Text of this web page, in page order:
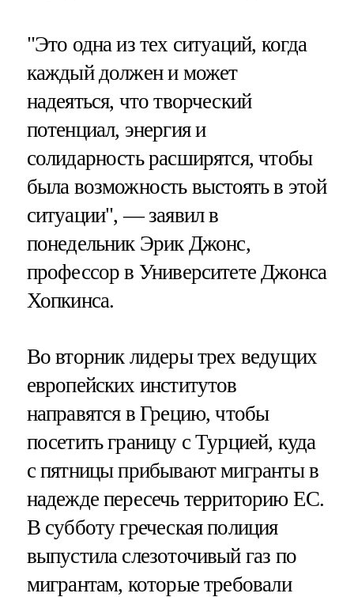
"Это одна из тех ситуаций, когда
каждый должен и может
надеяться, что творческий
потенциал, энергия и
солидарность расширятся, чтобы
была возможность выстоять в этой
ситуации", — заявил в
понедельник Эрик Джонс,
профессор в Университете Джонса
Хопкинса.
Во вторник лидеры трех ведущих
европейских институтов
направятся в Грецию, чтобы
посетить границу с Турцией, куда
с пятницы прибывают мигранты в
надежде пересечь территорию ЕС.
В субботу греческая полиция
выпустила слезоточивый газ по
мигрантам, которые требовали